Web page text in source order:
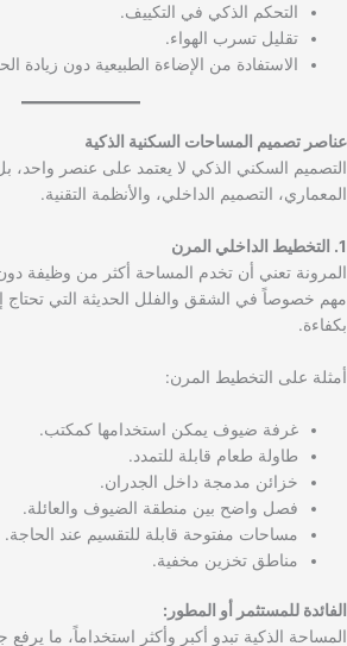
التحكم الذكي في التكييف.
تقليل تسرب الهواء.
الاستفادة من الإضاءة الطبيعية دون زيادة
عناصر تصميم المساحات السكنية الذكية
التصميم السكني الذكي لا يعتمد على عنصر واحد،
المعماري، التصميم الداخلي، والأنظمة التقنية.
1. التخطيط الداخلي المرن
المرونة تعني أن تخدم المساحة أكثر من وظيفة
مهم خصوصاً في الشقق والفلل الحديثة التي تحتاج
بكفاءة.
أمثلة على التخطيط المرن:
غرفة ضيوف يمكن استخدامها كمكتب.
طاولة طعام قابلة للتمدد.
خزائن مدمجة داخل الجدران.
فصل واضح بين منطقة الضيوف والعائلة.
مساحات مفتوحة قابلة للتقسيم عند الحاجة.
مناطق تخزين مخفية.
الفائدة للمستثمر أو المطور:
المساحة الذكية تبدو أكبر وأكثر استخداماً، ما يرفع